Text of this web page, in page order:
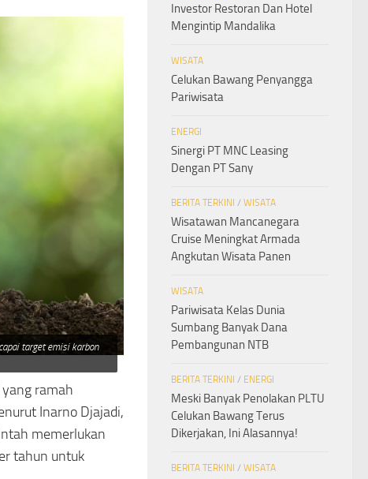
target emisi karbon
ramah
Inarno Djajadi,
memerlukan
tahun untuk
Investor Restoran Dan Hotel
Mengintip Mandalika
WISATA
Celukan Bawang Penyangga
Pariwisata
ENERGI
Sinergi PT MNC Leasing
Dengan PT Sany
BERITA TERKINI / WISATA
Wisatawan Mancanegara
Cruise Meningkat Armada
Angkutan Wisata Panen
WISATA
Pariwisata Kelas Dunia
Sumbang Banyak Dana
Pembangunan NTB
BERITA TERKINI / ENERGI
Meski Banyak Penolakan PLTU
Celukan Bawang Terus
Dikerjakan, Ini Alasannya!
BERITA TERKINI / WISATA